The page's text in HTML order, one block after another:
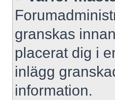
granskas
placerat dig i
inlägg
information.